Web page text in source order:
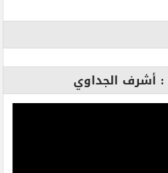
: أشرف الجداوي